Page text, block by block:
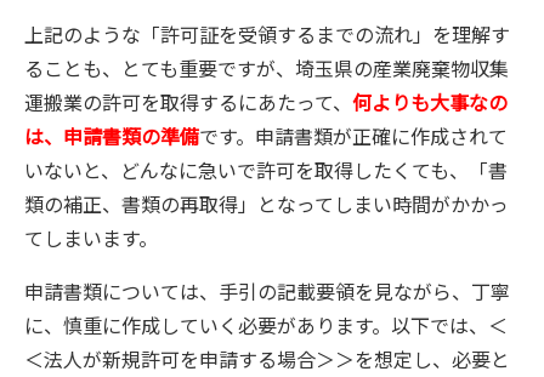
上記のような「許可証を受領するまでの流れ」を理解す
ることも、とても重要ですが、埼玉県の産業廃棄物収集
運搬業の許可を取得するにあたって、 何よりも大事なの
は、申請書類の準備です。申請書類が正確に作成されて
いないと、どんなに急いで許可を取得したくても、「書
類の補正、書類の再取得」となってしまい時間がかかっ
てしまいます。
申請書類については、手引の記載要領を見ながら、丁寧
に、慎重に作成していく必要があります。以下では、＜
＜法人が新規許可を申請する場合＞＞を想定し、必要と